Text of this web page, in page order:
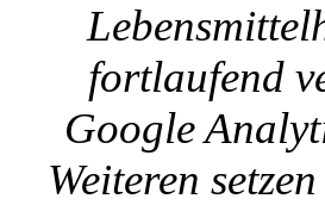
fortlaufend
Google
Weiteren